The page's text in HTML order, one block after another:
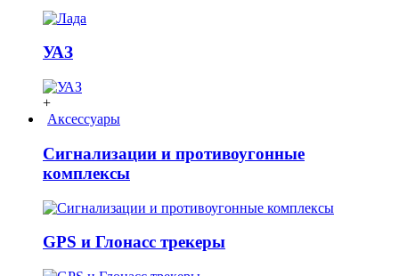
УАЗ
+
Аксессуары
Сигнализации и противоугонные
комплексы
GPS и Глонасс трекеры